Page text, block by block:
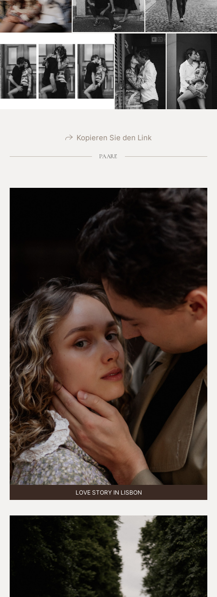
Kopieren Sie den Link
PAARE
LOVE STORY IN LISBON